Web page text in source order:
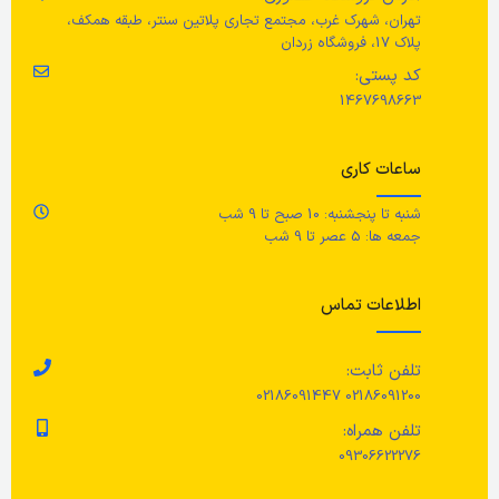
عرض کشو (داخل)
جنس محصول
پنل پشتی از خرده چوب/ قسمت
مصنوعی، لاستیک طبیعی
تهران، شهرک غرب، مجتمع تجاری پلاتین سنتر، طبقه همکف،
پلاک 17، فروشگاه زردان
کد پستی:
1467698663
ساعات کاری
شنبه تا پنجشنبه: 10 صبح تا 9 شب
جمعه ها: 5 عصر تا 9 شب
اطلاعات تماس
تلفن ثابت:
02186091200 02186091447
تلفن همراه:
09306622276